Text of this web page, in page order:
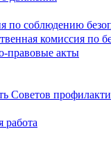
по соблюдению
комиссия по
правовые акты
Советов
работа